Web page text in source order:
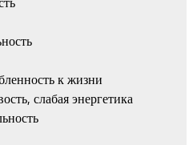
к жизни
слабая энергетика